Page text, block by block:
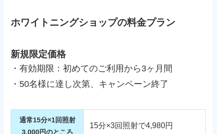
ホワイトニングショップの料金プラン
新規限定価格
・有効期限：初めてのご利用から3ヶ月間
・50名様に達し次第、キャンペーン終了
通常15分×1回照射
3,000円のところ
15分×3回照射で4,980円